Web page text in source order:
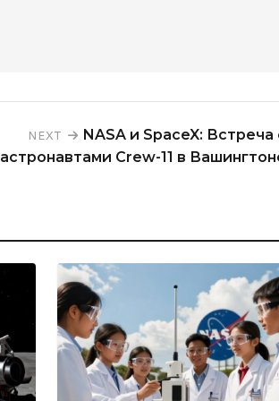
NEXT
NASA и SpaceX: Встреча
астронавтами Crew-11 в